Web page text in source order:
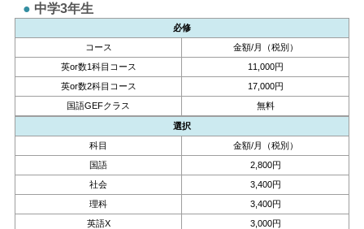
中学3年生
必修
コース
金額/月（税別）
英or数1科目コース
11,000円
英or数2科目コース
17,000円
国語GEFクラス
無料
選択
科目
金額/月（税別）
国語
2,800円
社会
3,400円
理科
3,400円
英語X
3,000円